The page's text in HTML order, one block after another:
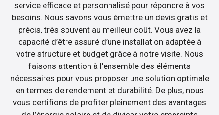
service efficace et personnalisé pour répondre à vos
besoins. Nous savons vous émettre un devis gratis et
précis, très souvent au meilleur coût. Vous avez la
capacité d’être assuré d’une installation adaptée à
votre structure et budget grâce à notre visite. Nous
faisons attention à l’ensemble des éléments
nécessaires pour vous proposer une solution optimale
en termes de rendement et durabilité. De plus, nous
vous certifions de profiter pleinement des avantages